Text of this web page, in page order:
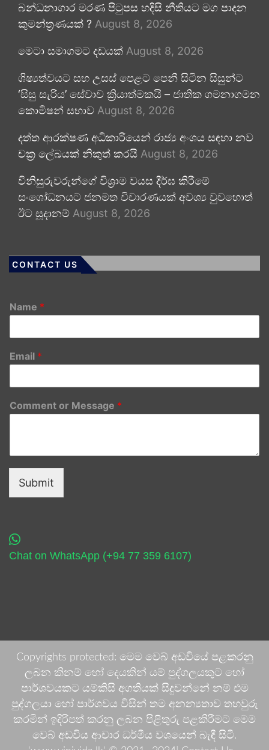
බන්ධනාගාර මරණ පිටුපස හදිසි නීතියට මග පාදන
කුමන්ත්‍රණයක් ? August 8, 2026
මෙටා සමාගමට දඩයක් August 8, 2026
ශිෂ්‍යත්වයට සහ උසස් පෙළට පෙනී සිටින සිසුන්ට
‘සිසු සැරිය’ සේවාව ක්‍රියාත්මකයි – ජාතික ගමනාගමන
කොමිෂන් සභාව August 8, 2026
දත්ත ආරක්ෂණ අධිකාරියෙන් රාජ්‍ය අංශය සඳහා නව
චක්‍ර ලේඛයක් නිකුත් කරයි August 8, 2026
විනිසුරුවරුන්ගේ විශ්‍රාම වයස දීර්ඝ කිරීමේ
සංශෝධනයට ජනමත විචාරණයක් අවශ්‍ය වුවහොත්
ඊට සූදානම් August 8, 2026
CONTACT US
Name *
Email *
Comment or Message *
Submit
Chat on WhatsApp (+94 77 359 6107)
Copyrights protected: මෙම වෙබ් අඩවියේ පළකරනු
ලබන කිනම් හෝ දෙයකින් යම් පුද්ගලයකුට හෝ
පාර්ශවයකට යම්කිසි අගතියක් සිදුවන්නේ නම් එම
පුද්ගලයා හෝ පාර්ශවය විසින් තම අනන්‍යතාව තහවුරු
කරමින් ඉදිරිපත් කරනු ලබන පිළිතුරු පළකිරීමට මෙම
වෙබ් අඩවිය ආචාර ධර්මීය වශයෙන් බැඳී සිටී.